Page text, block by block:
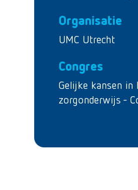
Organisatie
UMC Utrecht
Congres
Gelijke kansen in
zorgonderwijs -